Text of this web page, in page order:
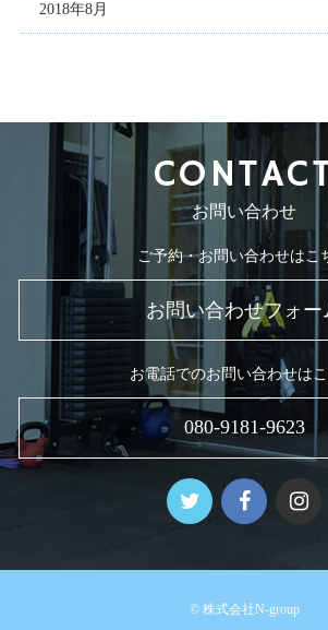
2018年8月
お問い合わせ
ご予約・お問い合わせはこ
お問い合わせフォー
お電話でのお問い合わせは
080-9181-9623
© 株式会社N-group